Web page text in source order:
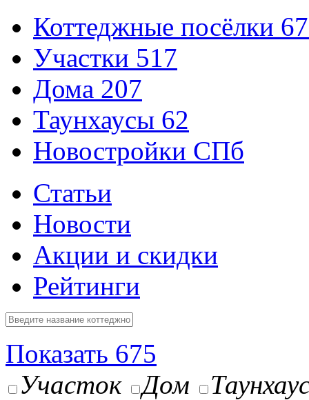
Коттеджные посёлки
Участки 517
Дома 207
Таунхаусы 62
Новостройки СПб
Статьи
Новости
Акции и скидки
Рейтинги
Показать 675
Участок
Дом